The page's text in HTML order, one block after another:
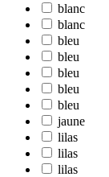
blanc
blanc
bleu
bleu
bleu
bleu
bleu
jaune
lilas
lilas
lilas